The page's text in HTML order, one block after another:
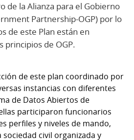
de la Alianza para el Gobierno
Partnership-OGP) por lo
de este Plan están en
principios de OGP.
de este plan coordinado por
instancias con diferentes
de Datos Abiertos de
participaron funcionarios
perfiles y niveles de mando,
civil organizada y